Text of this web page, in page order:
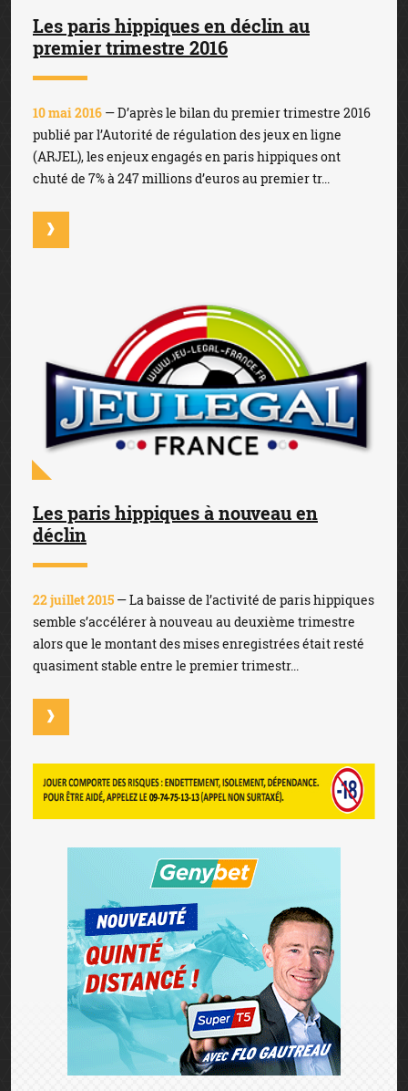
Les paris hippiques en déclin au
premier trimestre 2016
10 mai 2016 — D’après le bilan du premier trimestre 2016
publié par l’Autorité de régulation des jeux en ligne
(ARJEL), les enjeux engagés en paris hippiques ont
chuté de 7% à 247 millions d’euros au premier tr...
Les paris hippiques à nouveau en
déclin
22 juillet 2015 — La baisse de l’activité de paris hippiques
semble s’accélérer à nouveau au deuxième trimestre
alors que le montant des mises enregistrées était resté
quasiment stable entre le premier trimestr...